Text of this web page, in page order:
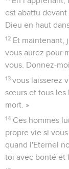
est abattu
Dieu en haut
12 Et maintenant,
vous aurez pour
vous. Donnez-
13 vous laisserez
sœurs et tous les
mort. »
14 Ces hommes
propre vie si
quand l'Eternel
toi avec bonté et